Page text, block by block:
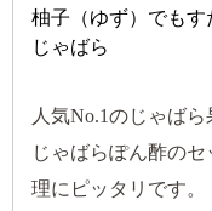
柚子（ゆず）でも
じゃばら
人気No.1のじゃば
じゃばらぽん酢の
理にピッタリです。